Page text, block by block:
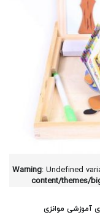
Warning: Undefined
content/themes/
آموزشی موانزی